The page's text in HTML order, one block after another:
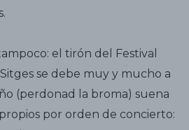
el tirón del Festival
se debe muy y mucho a
(perdonad la broma) suena
por orden de concierto: